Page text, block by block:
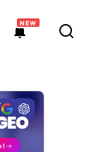
NEW